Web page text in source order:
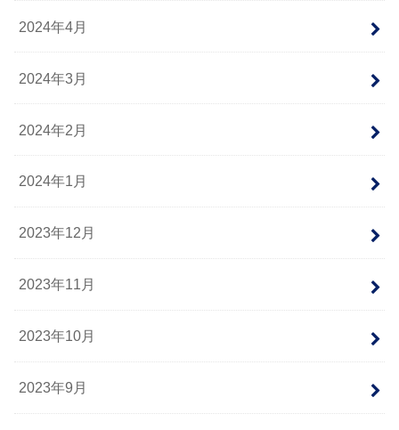
2024年4月
2024年3月
2024年2月
2024年1月
2023年12月
2023年11月
2023年10月
2023年9月